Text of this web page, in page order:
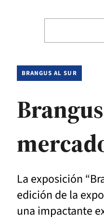
BRANGUS AL SUR
La exposición
edición de la
una impactante